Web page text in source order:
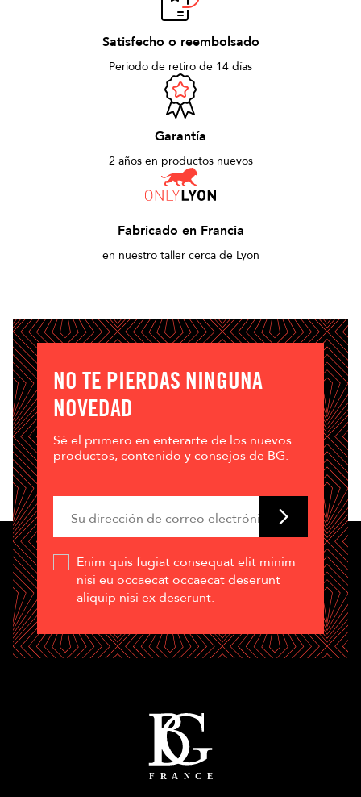
Satisfecho o reembolsado
Periodo de retiro de 14 días
Garantía
2 años en productos nuevos
Fabricado en Francia
en nuestro taller cerca de Lyon
NO TE PIERDAS NINGUNA
NOVEDAD
Sé el primero en enterarte de los nuevos
productos, contenido y consejos de BG.
Enim quis fugiat consequat elit minim
nisi eu occaecat occaecat deserunt
aliquip nisi ex deserunt.